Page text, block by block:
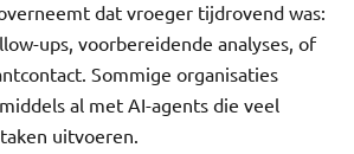
dat vroeger tijdrovend was:
ups, voorbereidende analyses, of
Sommige organisaties
al met AI-agents die veel
uitvoeren.